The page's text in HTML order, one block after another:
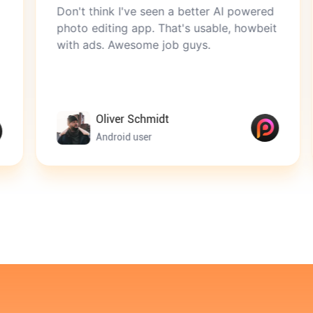
think I've seen a better AI powered
editing app. That's usable, howbeit
ads. Awesome job guys.
Oliver Schmidt
Android user
This
photos.
face. I
the